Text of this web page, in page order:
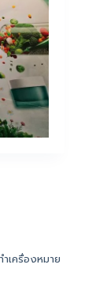
เครื่องหมาย